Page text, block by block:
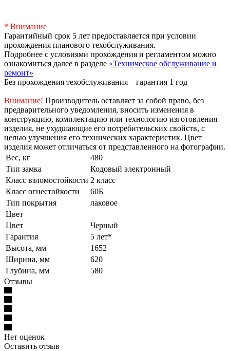
* Внимание
Гарантийный срок 5 лет предоставляется при условии
прохождения планового техобслуживания.
Подробнее с условиями прохождения и регламентом можно
ознакомиться далее в разделе «Техническое обслуживание и
ремонт»
Без прохождения техобслуживания – гарантия 1 год
Внимание! Производитель оставляет за собой право, без
предварительного уведомления, вносить изменения в
конструкцию, комплектацию или технологию изготовления
изделия, не ухудшающие его потребительских свойств, с
целью улучшения его технических характеристик. Цвет
изделия может отличаться от представленного на фотографии.
Вес, кг
480
Тип замка
Кодовый электронный
Класс взломостойкости 2 класс
Класс огнестойкости
60Б
Тип покрытия
лаковое
Цвет
Цвет
Черный
Гарантия
5 лет*
Высота, мм
1652
Ширина, мм
620
Глубина, мм
580
Отзывы
Нет оценок
Оставить отзыв